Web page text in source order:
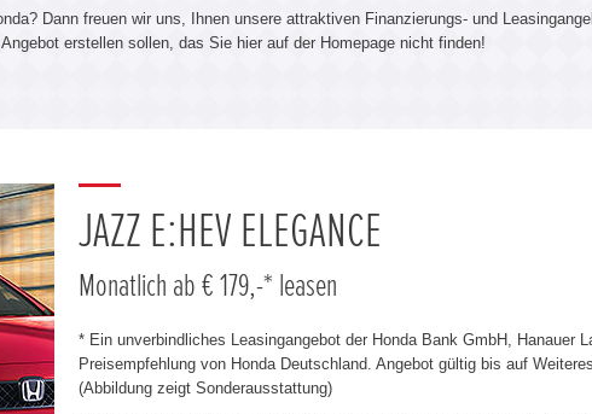
Dann freuen wir uns, Ihnen unsere attraktiven Finanzierungs- und
erstellen sollen, das Sie hier auf der Homepage nicht finden!
JAZZ E:HEV ELEGANCE
Monatlich ab € 179,-* leasen
* Ein unverbindliches Leasingangebot der Honda Bank GmbH, Hanauer
Preisempfehlung von Honda Deutschland. Angebot gültig bis auf
(Abbildung zeigt Sonderausstattung)